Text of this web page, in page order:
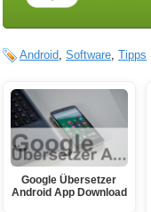
Android Software Tipps
Google Übersetzer
Android App Download